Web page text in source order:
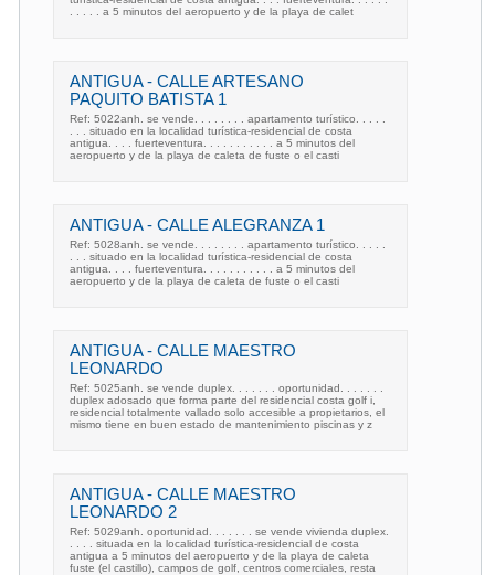
. . . . . a 5 minutos del aeropuerto y de la playa de calet
ANTIGUA - CALLE ARTESANO
PAQUITO BATISTA 1
Ref: 5022anh. se vende. . . . . . . . apartamento turístico. . . . .
. . . situado en la localidad turística-residencial de costa
antigua. . . . fuerteventura. . . . . . . . . . . a 5 minutos del
aeropuerto y de la playa de caleta de fuste o el casti
ANTIGUA - CALLE ALEGRANZA 1
Ref: 5028anh. se vende. . . . . . . . apartamento turístico. . . . .
. . . situado en la localidad turística-residencial de costa
antigua. . . . fuerteventura. . . . . . . . . . . a 5 minutos del
aeropuerto y de la playa de caleta de fuste o el casti
ANTIGUA - CALLE MAESTRO
LEONARDO
Ref: 5025anh. se vende duplex. . . . . . . oportunidad. . . . . . .
duplex adosado que forma parte del residencial costa golf i,
residencial totalmente vallado solo accesible a propietarios, el
mismo tiene en buen estado de mantenimiento piscinas y z
ANTIGUA - CALLE MAESTRO
LEONARDO 2
Ref: 5029anh. oportunidad. . . . . . . se vende vivienda duplex.
. . . . situada en la localidad turística-residencial de costa
antigua a 5 minutos del aeropuerto y de la playa de caleta
fuste (el castillo), campos de golf, centros comerciales, resta